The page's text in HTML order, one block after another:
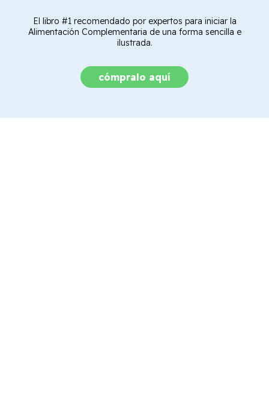
El libro #1 recomendado por expertos para iniciar la
Alimentación Complementaria de una forma sencilla e
ilustrada.
cómpralo aquí